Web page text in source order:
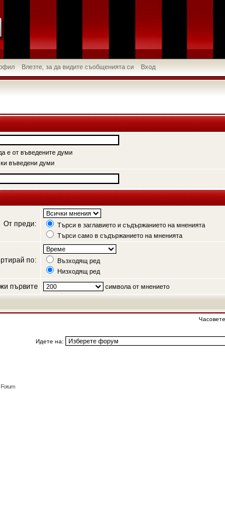
Влезте, за да видите съобщенията си Вход
е от въведените думи
въведени думи
От преди:
Търси в заглавието и съдържанието на мненията
Търси само в съдържанието на мненията
по:
Възходящ ред
Низходящ ред
първите символа от мнението
Идете на: